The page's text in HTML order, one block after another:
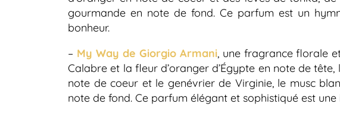
gourmande en note de fond. Ce parfum est un
bonheur.
– My Way de Giorgio Armani, une fragrance florale
Calabre et la fleur d’oranger d’Égypte en note de tête,
note de coeur et le genévrier de Virginie, le musc
note de fond. Ce parfum élégant et sophistiqué est